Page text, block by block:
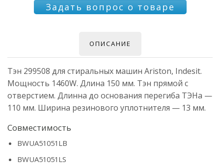
Задать вопрос о товаре
ОПИСАНИЕ
Тэн 299508 для стиральных машин Ariston, Indesit.
Мощность 1460W. Длина 150 мм. Тэн прямой c
отверстием. Длинна до основания перегиба ТЭНа —
110 мм. Ширина резинового уплотнителя — 13 мм.
Совместимость
BWUA51051LB
BWUA51051LS